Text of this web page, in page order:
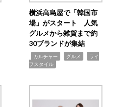
横浜高島屋で「韓国市
場」がスタート 人気
グルメから雑貨まで約
30ブランドが集結
カルチャー グルメ
ライ
フスタイル